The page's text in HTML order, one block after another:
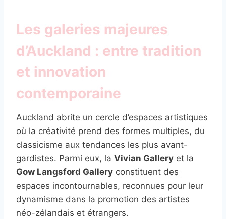
Les galeries majeures
d’Auckland : entre tradition
et innovation
contemporaine
Auckland abrite un cercle d’espaces artistiques
où la créativité prend des formes multiples, du
classicisme aux tendances les plus avant-
gardistes. Parmi eux, la Vivian Gallery et la
Gow Langsford Gallery constituent des
espaces incontournables, reconnues pour leur
dynamisme dans la promotion des artistes
néo-zélandais et étrangers.